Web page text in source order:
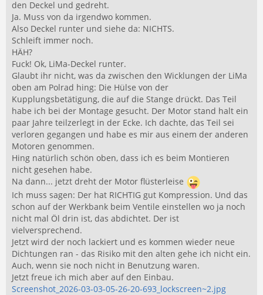
den Deckel und gedreht.
Ja. Muss von da irgendwo kommen.
Also Deckel runter und siehe da: NICHTS.
Schleift immer noch.
HÄH?
Fuck! Ok, LiMa-Deckel runter.
Glaubt ihr nicht, was da zwischen den Wicklungen der LiMa
oben am Polrad hing: Die Hülse von der
Kupplungsbetätigung, die auf die Stange drückt. Das Teil
habe ich bei der Montage gesucht. Der Motor stand halt ein
paar Jahre teilzerlegt in der Ecke. Ich dachte, das Teil sei
verloren gegangen und habe es mir aus einem der anderen
Motoren genommen.
Hing natürlich schön oben, dass ich es beim Montieren
nicht gesehen habe.
Na dann... jetzt dreht der Motor flüsterleise
Ich muss sagen: Der hat RICHTIG gut Kompression. Und das
schon auf der Werkbank beim Ventile einstellen wo ja noch
nicht mal Öl drin ist, das abdichtet. Der ist
vielversprechend.
Jetzt wird der noch lackiert und es kommen wieder neue
Dichtungen ran - das Risiko mit den alten gehe ich nicht ein.
Auch, wenn sie noch nicht in Benutzung waren.
Jetzt freue ich mich aber auf den Einbau.
Screenshot_2026-03-03-05-26-20-693_lockscreen~2.jpg